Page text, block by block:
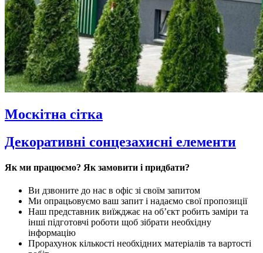
Москітна сітка
Декоративні сонцезахисні елементи
Як ми працюємо? Як замовити і придбати?
Ви дзвоните до нас в офіс зі своїм запитом
Ми опрацьовуємо ваш запит і надаємо свої пропозиції
Наш представник виїжджає на об’єкт робить заміри та
інші підготовчі роботи щоб зібрати необхідну
інформацію
Прорахунок кількості необхідних матеріалів та вартості